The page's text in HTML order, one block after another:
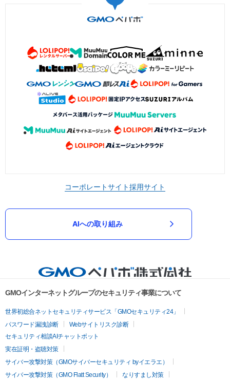
コーポレートサイト採用サイト
AIへの取り組み
GMOインターネットグループのセキュリティ事業について
世界初総合ネットセキュリティサービス「GMOセキュリティ24」
パスワード漏洩診断
Webサイトリスク診断
セキュリティ相談AIチャットボット
実在証明・盗聴対策
サイバー攻撃対策（GMOサイバーセキュリティ byイエラエ）
サイバー攻撃対策（GMO Flatt Security）
なりすまし対策